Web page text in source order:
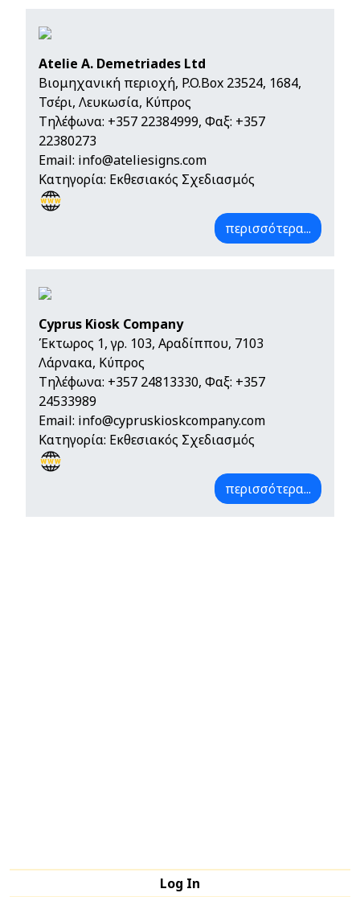
Atelie A. Demetriades Ltd
Βιομηχανική περιοχή, P.O.Box 23524, 1684,
Τσέρι, Λευκωσία, Κύπρος
Τηλέφωνα: +357 22384999, Φαξ: +357
22380273
Email: info@ateliesigns.com
Κατηγορία: Εκθεσιακός Σχεδιασμός
περισσότερα...
Cyprus Kiosk Company
Έκτωρος 1, γρ. 103, Αραδίππου, 7103
Λάρνακα, Κύπρος
Τηλέφωνα: +357 24813330, Φαξ: +357
24533989
Email: info@cypruskioskcompany.com
Κατηγορία: Εκθεσιακός Σχεδιασμός
περισσότερα...
Log In